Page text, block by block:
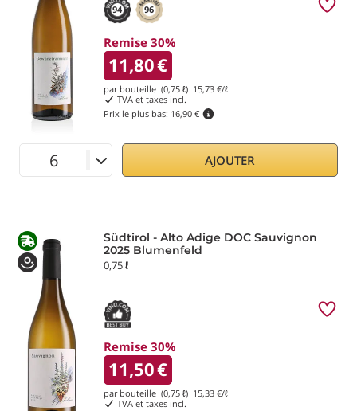
94 96
Remise 30%
11,80€
par bouteille (0,75 ℓ) 15,73 €/ℓ
TVA et taxes incl.
Prix le plus bas: 16,90 €
AJOUTER
Südtirol - Alto Adige DOC Sauvignon
2025 Blumenfeld
0,75 ℓ
Remise 30%
11,50€
par bouteille (0,75 ℓ) 15,33 €/ℓ
TVA et taxes incl.